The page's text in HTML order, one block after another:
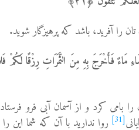
فَأَخْرَجَ بِهِ مِنَ الثَّمَرَاتِ رِزْقًا لَکُمْ
بامی کرد و از آسمان آبی فرو
[31] روا ندارید با آن که شما این را